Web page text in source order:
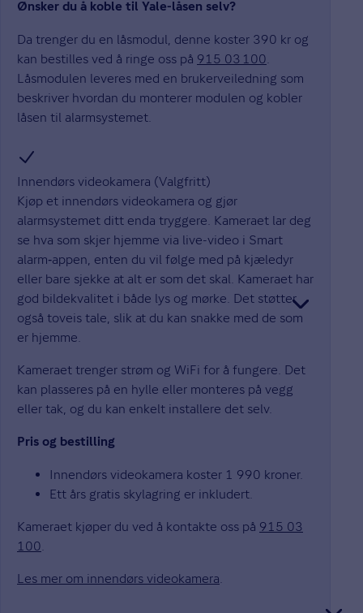
Ønsker du å koble til Yale-låsen selv?
Da trenger du en låsmodul, denne koster 390 kr og
kan bestilles ved å ringe oss på 915 03 100.
Låsmodulen leveres med en brukerveiledning som
beskriver hvordan du monterer modulen og kobler
låsen til alarmsystemet.
Innendørs videokamera (Valgfritt)
Kjøp et innendørs videokamera og gjør
alarmsystemet ditt enda tryggere. Kameraet lar deg
se hva som skjer hjemme via live-video i Smart
alarm‑appen, enten du vil følge med på kjæledyr
eller bare sjekke at alt er som det skal. Kameraet har
god bildekvalitet i både lys og mørke. Det støtter
også toveis tale, slik at du kan snakke med de som
er hjemme.
Kameraet trenger strøm og WiFi for å fungere. Det
kan plasseres på en hylle eller monteres på vegg
eller tak, og du kan enkelt installere det selv.
Pris og bestilling
Innendørs videokamera koster 1 990 kroner.
Ett års gratis skylagring er inkludert.
Kameraet kjøper du ved å kontakte oss på 915 03
100.
Les mer om innendørs videokamera.